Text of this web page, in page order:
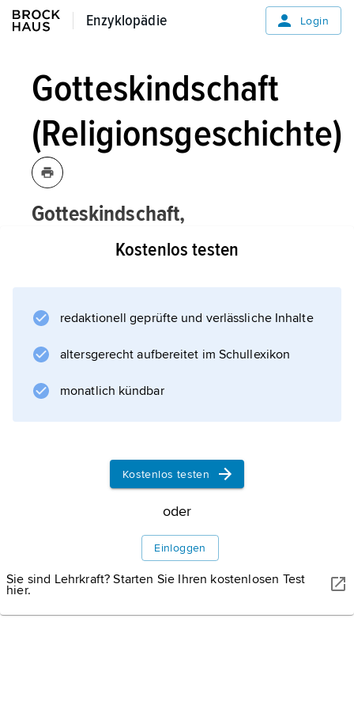
Enzyklopädie
Enzyklopädie Login
Gotteskindschaft
(Religionsgeschichte)
Gotteskindschaft,
Religionsgeschichte:
untereinander oder zwischen den Göttern
christlichen Sprachgebrauch zentraler Begriff
des Neuen Testaments zur Beschreibung des
Gottesverhältnisses des durch
Römerbrief 8, 14–17; Galaterbrief 4, 6 f.).
Informationen zum Artikel
Kostenlos testen
redaktionell geprüfte und verlässliche Inhalte
altersgerecht aufbereitet im Schullexikon
monatlich kündbar
Kostenlos testen
oder
Einloggen
Sie sind Lehrkraft? Starten Sie Ihren kostenlosen Test
hier.